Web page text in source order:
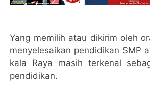
Yang memilih atau dikirim oleh
menyelesaikan pendidikan SMP
kala Raya masih terkenal
pendidikan.